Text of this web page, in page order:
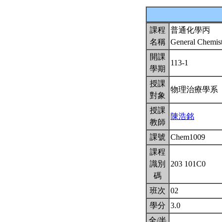
課程
名稱
普通化學丙
General
開課
學期
113-1
授課
對象
物理治療學系
授課
教師
陳浩銘
課號
Chem1009
課程
識別
碼
203 101C0
班次
02
學分
3.0
全/半